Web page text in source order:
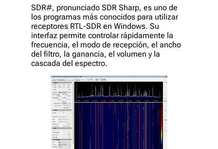
SDR#, pronunciado SDR Sharp, es uno de
los programas más conocidos para utilizar
receptores RTL-SDR en Windows. Su
interfaz permite controlar rápidamente la
frecuencia, el modo de recepción, el ancho
del filtro, la ganancia, el volumen y la
cascada del espectro.